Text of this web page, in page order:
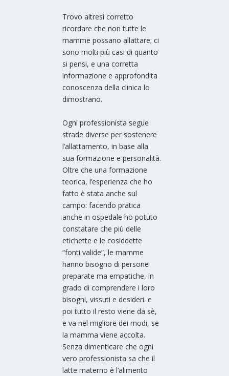
Trovo altresì corretto
ricordare che non tutte le
mamme possano allattare; ci
sono molti più casi di quanto
si pensi, e una corretta
informazione e approfondita
conoscenza della clinica lo
dimostrano.
Ogni professionista segue
strade diverse per sostenere
l’allattamento, in base alla
sua formazione e personalità.
Oltre che una formazione
teorica, l’esperienza che ho
fatto è stata anche sul
campo: facendo pratica
anche in ospedale ho potuto
constatare che più delle
etichette e le cosiddette
“fonti valide”, le mamme
hanno bisogno di persone
preparate ma empatiche, in
grado di comprendere i loro
bisogni, vissuti e desideri. e
poi tutto il resto viene da sè,
e va nel migliore dei modi, se
la mamma viene accolta.
Senza dimenticare che ogni
vero professionista sa che il
latte materno è l’alimento